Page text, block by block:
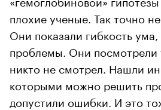
плохие ученые. Так точно
Они показали гибкость
проблемы. Они посмотрели
никто не смотрел. Нашли
которыми можно решить
допустили ошибки. И это